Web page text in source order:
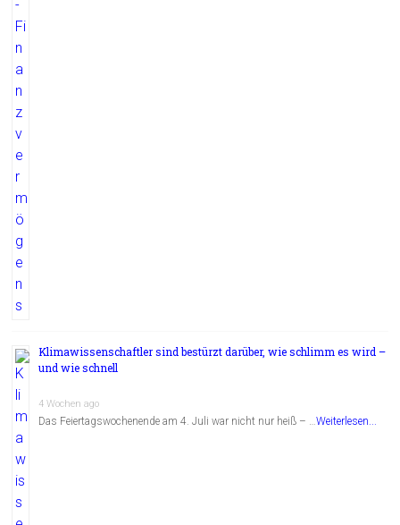
Klimawissenschaftler sind bestürzt darüber, wie schlimm es wird –
und wie schnell
4 Wochen ago
Das Feiertagswochenende am 4. Juli war nicht nur heiß – …Weiterlesen...